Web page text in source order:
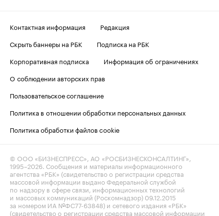
Контактная информация
Редакция
Скрыть баннеры на РБК
Подписка на РБК
Корпоративная подписка
Информация об ограничениях
О соблюдении авторских прав
Пользовательское соглашение
Политика в отношении обработки персональных данных
Политика обработки файлов cookie
© ООО «БИЗНЕСПРЕСС», АО «РОСБИЗНЕСКОНСАЛТИНГ»,
1995–2026. Сообщения и материалы информационного
агентства «РБК» (свидетельство о регистрации средства
массовой информации выдано Федеральной службой
по надзору в сфере связи, информационных технологий
и массовых коммуникаций (Роскомнадзор) 09.12.2015
за номером ИА №ФС77-63848) и сетевого издания «РБК»
(свидетельство о регистрации средства массовой информации